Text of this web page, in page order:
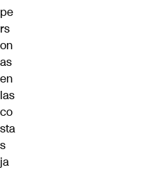
pe
rs
on
as
en
las
co
sta
s
ja